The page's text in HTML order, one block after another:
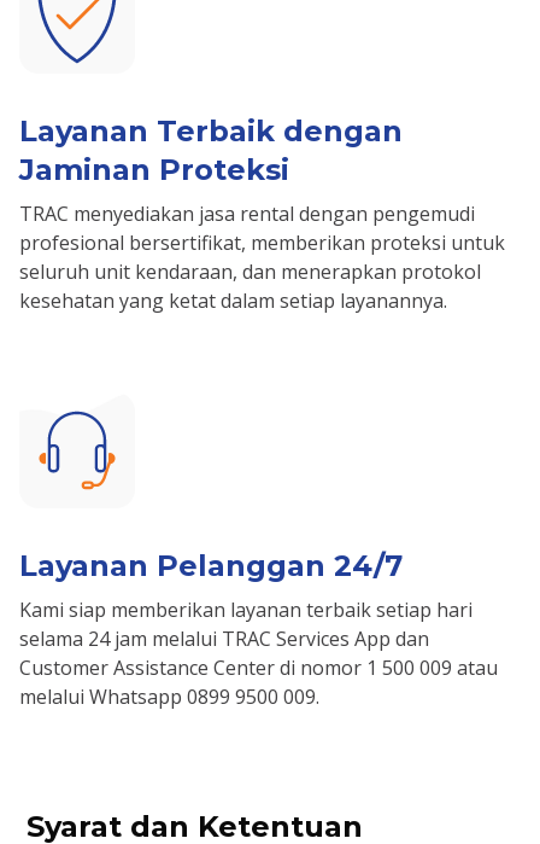
Layanan Terbaik dengan
Jaminan Proteksi
TRAC menyediakan jasa rental dengan pengemudi
profesional bersertifikat, memberikan proteksi untuk
seluruh unit kendaraan, dan menerapkan protokol
kesehatan yang ketat dalam setiap layanannya.
Layanan Pelanggan 24/7
Kami siap memberikan layanan terbaik setiap hari
selama 24 jam melalui TRAC Services App dan
Customer Assistance Center di nomor 1 500 009 atau
melalui Whatsapp 0899 9500 009.
Syarat dan Ketentuan